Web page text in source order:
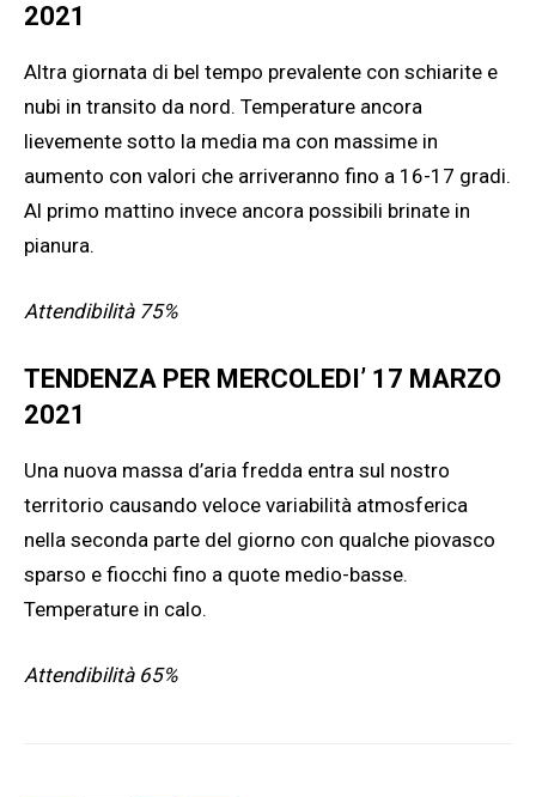
2021
Altra giornata di bel tempo prevalente con schiarite e
nubi in transito da nord. Temperature ancora
lievemente sotto la media ma con massime in
aumento con valori che arriveranno fino a 16-17 gradi.
Al primo mattino invece ancora possibili brinate in
pianura.
Attendibilità 75%
TENDENZA PER MERCOLEDI’ 17 MARZO
2021
Una nuova massa d’aria fredda entra sul nostro
territorio causando veloce variabilità atmosferica
nella seconda parte del giorno con qualche piovasco
sparso e fiocchi fino a quote medio-basse.
Temperature in calo.
Attendibilità 65%